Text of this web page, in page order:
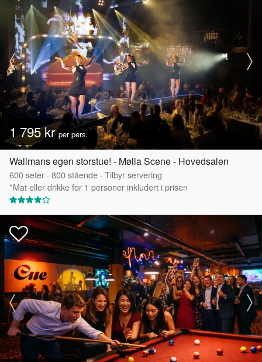
1 795 krper pers.
Wallmans egen storstue! - Mølla Scene - Hovedsalen
600seter · 800stående · Tilbyr servering
*Mat eller drikke for 1 personer inkludert i prisen